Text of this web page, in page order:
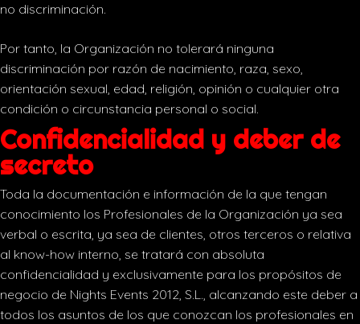
no discriminación.
Por tanto, la Organización no tolerará ninguna
discriminación por razón de nacimiento, raza, sexo,
orientación sexual, edad, religión, opinión o cualquier otra
condición o circunstancia personal o social.
Confidencialidad y deber de
secreto
Toda la documentación e información de la que tengan
conocimiento los Profesionales de la Organización ya sea
verbal o escrita, ya sea de clientes, otros terceros o relativa
al know-how interno, se tratará con absoluta
confidencialidad y exclusivamente para los propósitos de
negocio de Nights Events 2012, S.L., alcanzando este deber a
todos los asuntos de los que conozcan los profesionales en